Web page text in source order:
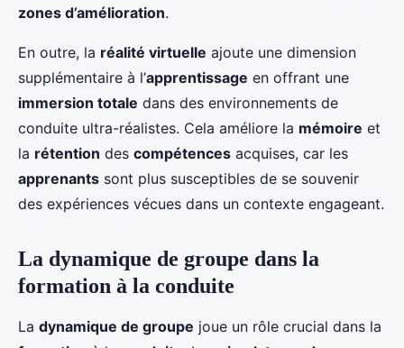
zones d’amélioration.
En outre, la réalité virtuelle ajoute une dimension
supplémentaire à l’apprentissage en offrant une
immersion totale dans des environnements de
conduite ultra-réalistes. Cela améliore la mémoire et
la rétention des compétences acquises, car les
apprenants sont plus susceptibles de se souvenir
des expériences vécues dans un contexte engageant.
La dynamique de groupe dans la
formation à la conduite
La dynamique de groupe joue un rôle crucial dans la